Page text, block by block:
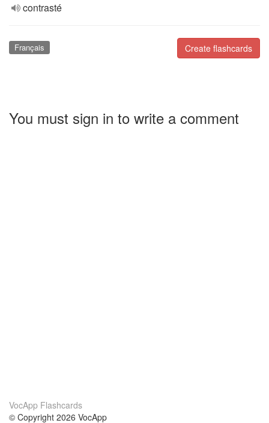
contrasté
Create flashcards
Français
You must sign in to write a comment
VocApp Flashcards
© Copyright 2026 VocApp